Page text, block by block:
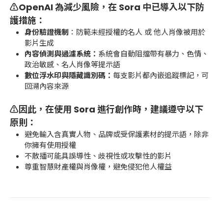
⚠️OpenAI 為減少風險，在 Sora 中已導入以下防
護措施：
身份驗證機制 ：防範未經授權的名人 或 他人肖像被用於
影片生成
內容偵測與過濾系統： 系統會自動阻擋帶有暴力、色情、
政治敏感、名人肖像等提示語
數位浮水印與隱藏識別碼： 每支影片都內嵌追蹤標記，可
回溯內容來源
⚠️因此，在使用 Sora 進行創作時，建議遵守以下
原則：
避免輸入含真實人物、品牌或受保護素材的提示語，除非
你擁有使用授權
不散播可能具誤導性、歧視性或攻擊性的影片
尊重智慧財產權與肖像權，避免侵犯他人權益